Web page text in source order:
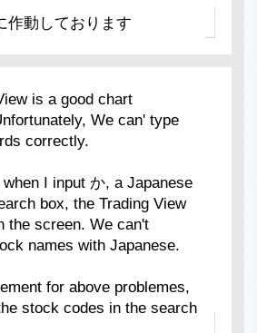
作動しております
is a good chart
We can' type
correctly.
when I input か, a Japanese
box, the Trading View
the screen. We can't
names with Japanese.
for above problemes,
stock codes in the search